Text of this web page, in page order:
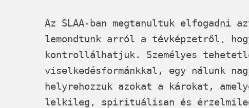
Az SLAA-ban megtanultuk elfogadni
lemondtunk arról a tévképzetről,
kontrollálhatjuk. Személyes
viselkedésformánkkal, egy nálunk
helyrehozzuk azokat a károkat,
lelkileg, spirituálisan és érzelmileg